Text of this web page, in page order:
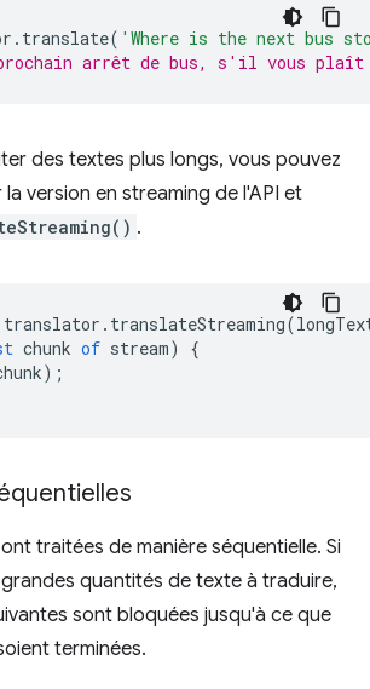
. translate( 'Where is the next bus
arrêt de bus, s'il vous
des textes plus longs, vous pouvez
version en streaming de l'API et
.
translator . translateStreaming(
chunk of stream)
{
);
traitées de manière séquentielle. Si
quantités de texte à traduire,
sont bloquées jusqu'à ce que
terminées.